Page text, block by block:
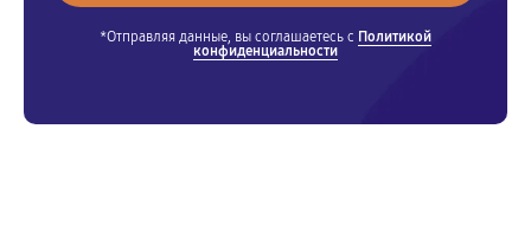
*Отправляя данные, вы соглашаетесь с Политикой
конфиденциальности